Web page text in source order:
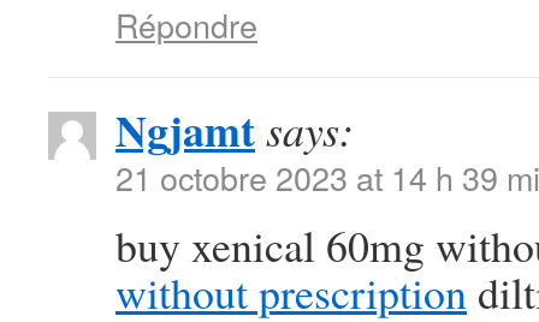
Répondre
Ngjamtsays:
21 octobre 2023 at 14 h 39
buy xenical 60mg
without prescription